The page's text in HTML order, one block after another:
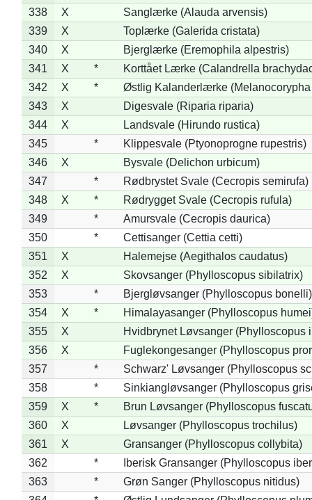
338
X
Sanglærke (Alauda arvensis)
339
X
Toplærke (Galerida cristata)
340
X
Bjerglærke (Eremophila alpestris)
341
X *
Korttået Lærke (Calandrella
342
X *
Østlig Kalanderlærke (Melanocorypha
343
X
Digesvale (Riparia riparia)
344
X
Landsvale (Hirundo rustica)
345
*
Klippesvale (Ptyonoprogne rupestris)
346
X
Bysvale (Delichon urbicum)
347
*
Rødbrystet Svale (Cecropis semirufa)
348
X *
Rødrygget Svale (Cecropis rufula)
349
*
Amursvale (Cecropis daurica)
350
*
Cettisanger (Cettia cetti)
351
X
Halemejse (Aegithalos caudatus)
352
X
Skovsanger (Phylloscopus sibilatrix)
353
*
Bjergløvsanger (Phylloscopus bonelli)
354
X *
Himalayasanger (Phylloscopus
355
X
Hvidbrynet Løvsanger (Phylloscopus
356
X
Fuglekongesanger (Phylloscopus
357
*
Schwarz' Løvsanger (Phylloscopus
358
*
Sinkiangløvsanger (Phylloscopus
359
X *
Brun Løvsanger (Phylloscopus
360
X
Løvsanger (Phylloscopus trochilus)
361
X
Gransanger (Phylloscopus collybita)
362
*
Iberisk Gransanger (Phylloscopus
363
*
Grøn Sanger (Phylloscopus nitidus)